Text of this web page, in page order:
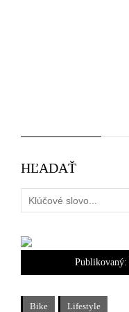
HĽADAŤ
Publikovaný:
Bike Lifestyle